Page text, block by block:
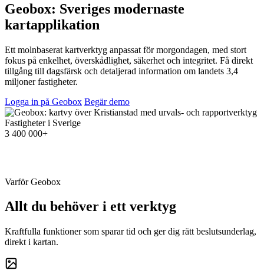
Geobox: Sveriges modernaste
kartapplikation
Ett molnbaserat kartverktyg anpassat för morgondagen, med stort
fokus på enkelhet, överskådlighet, säkerhet och integritet. Få direkt
tillgång till dagsfärsk och detaljerad information om landets 3,4
miljoner fastigheter.
Logga in på Geobox Begär demo
Fastigheter i Sverige
3 400 000+
Varför Geobox
Allt du behöver i ett verktyg
Kraftfulla funktioner som sparar tid och ger dig rätt beslutsunderlag,
direkt i kartan.